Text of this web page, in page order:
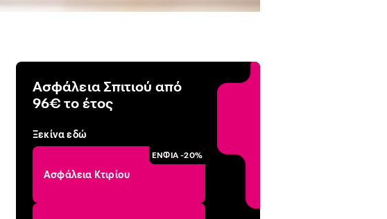
Ασφάλεια Σπιτιού από
96€ το έτος
Ξεκίνα εδώ
ΕΝΦΙΑ -20%
Ασφάλεια Κτιρίου